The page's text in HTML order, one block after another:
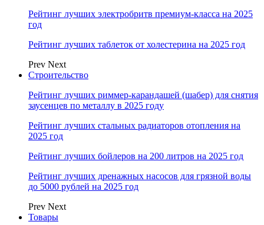
Рейтинг лучших электробритв премиум-класса на 2025
год
Рейтинг лучших таблеток от холестерина на 2025 год
Prev Next
Строительство
Рейтинг лучших риммер-карандашей (шабер) для снятия
заусенцев по металлу в 2025 году
Рейтинг лучших стальных радиаторов отопления на
2025 год
Рейтинг лучших бойлеров на 200 литров на 2025 год
Рейтинг лучших дренажных насосов для грязной воды
до 5000 рублей на 2025 год
Prev Next
Товары